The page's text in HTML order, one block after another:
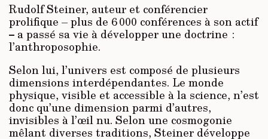
Rudolf Steiner, auteur et conférencier
prolifique – plus de 6 000 conférences à son actif
– a passé sa vie à développer une doctrine :
l’anthroposophie.
Selon lui, l’univers est composé de plusieurs
dimensions interdépendantes. Le monde
physique, visible et accessible à la science, n’est
donc qu’une dimension parmi d’autres,
invisibles à l’œil nu. Selon une cosmogonie
mêlant diverses traditions, Steiner développe